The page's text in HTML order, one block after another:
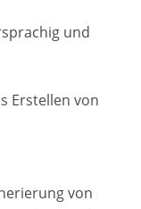
und
Erstellen von
von